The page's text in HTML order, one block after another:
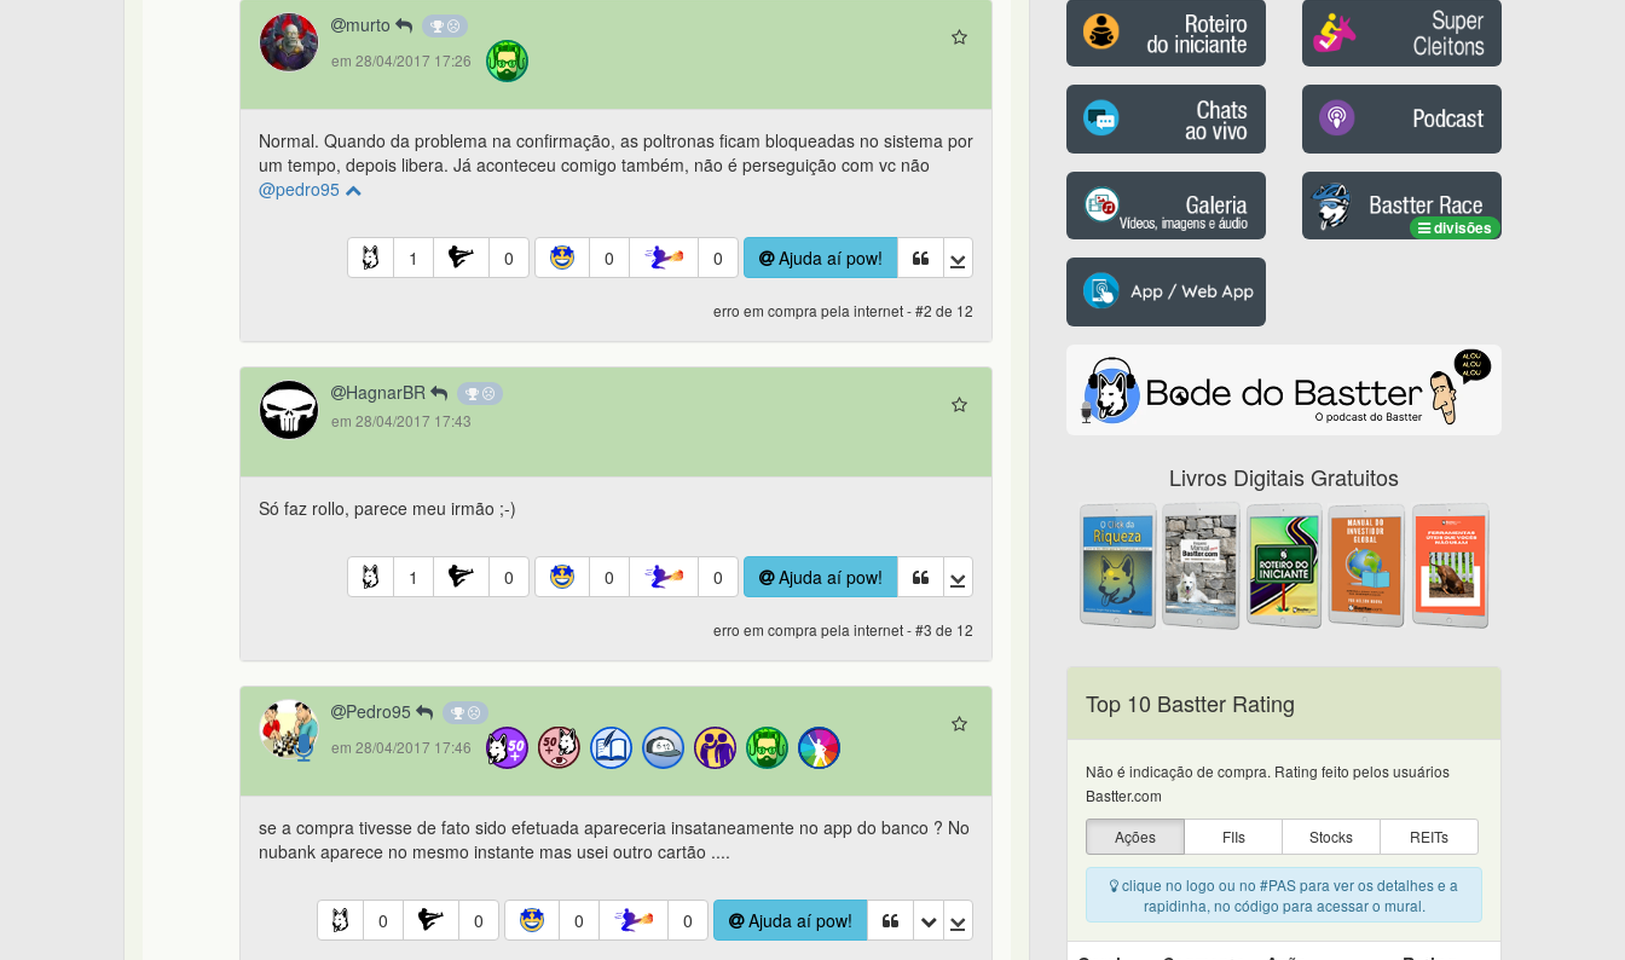
murto
em 28/04/2017 17:26
Normal. Quando da problema na confirmação, as poltronas ficam bloqueadas no sistema por
um tempo, depois libera. Já aconteceu comigo também, não é perseguição com vc não
@pedro95
1 0 0 0 Ajuda aí pow!
erro em compra pela internet - #2 de 12
HagnarBR
em 28/04/2017 17:43
Só faz rollo, parece meu irmão ;-)
1 0 0 0 Ajuda aí pow!
erro em compra pela internet - #3 de 12
Pedro95
em 28/04/2017 17:46
se a compra tivesse de fato sido efetuada apareceria insataneamente no app do banco ? No
nubank aparece no mesmo instante mas usei outro cartão ....
0 0 0 0 Ajuda aí pow!
divisões
Livros Digitais Gratuitos
Top 10 Bastter Rating
Não é indicação de compra. Rating feito pelos usuários
Bastter.com
Ações
FIIs Stocks REITs
clique no logo ou no #PAS para ver os detalhes e a
rapidinha, no código para acessar o mural.